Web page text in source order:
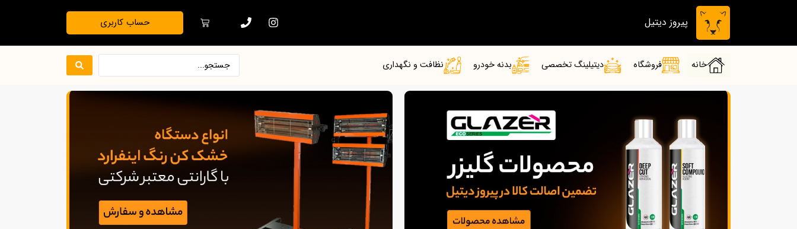
پیروز دیتیل حساب کاربری
خانه فروشگاه دیتیلینگ تخصصی بدنه خودرو نظافت و نگهداری